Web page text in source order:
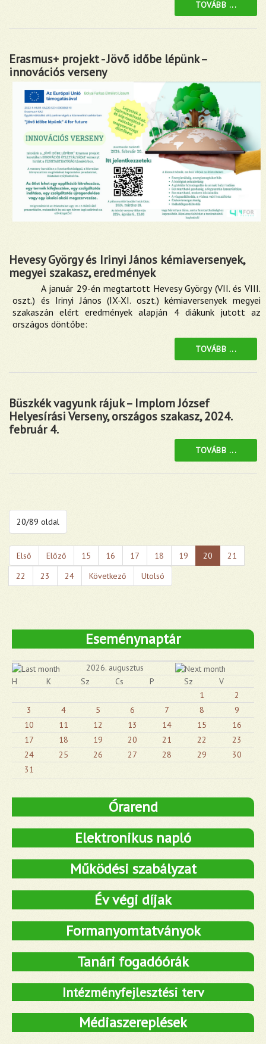
TOVÁBB ...
Erasmus+ projekt - Jövő időbe lépünk –
innovációs verseny
Hevesy György és Irinyi János kémiaversenyek,
megyei szakasz, eredmények
A január 29-én megtartott Hevesy György (VII. és VIII.
oszt.) és Irinyi János (IX-XI. oszt.) kémiaversenyek megyei
szakaszán elért eredmények alapján 4 diákunk jutott az
országos döntőbe:
TOVÁBB ...
Büszkék vagyunk rájuk – Implom József
Helyesírási Verseny, országos szakasz, 2024.
február 4.
TOVÁBB ...
20/89 oldal
Első Előző 15 16 17 18 19 20
21
22
23 24 Következő Utolsó
Eseménynaptár
2026. augusztus
H
K Sz Cs P Sz
V
1
2
3
4 5 6 7 8
9
10
11 12 13 14 15
16
17
18 19 20 21 22
23
24
25 26 27 28 29
30
31
Órarend
Elektronikus napló
Működési szabályzat
Év végi díjak
Formanyomtatványok
Tanári fogadóórák
Intézményfejlesztési terv
Médiaszereplések